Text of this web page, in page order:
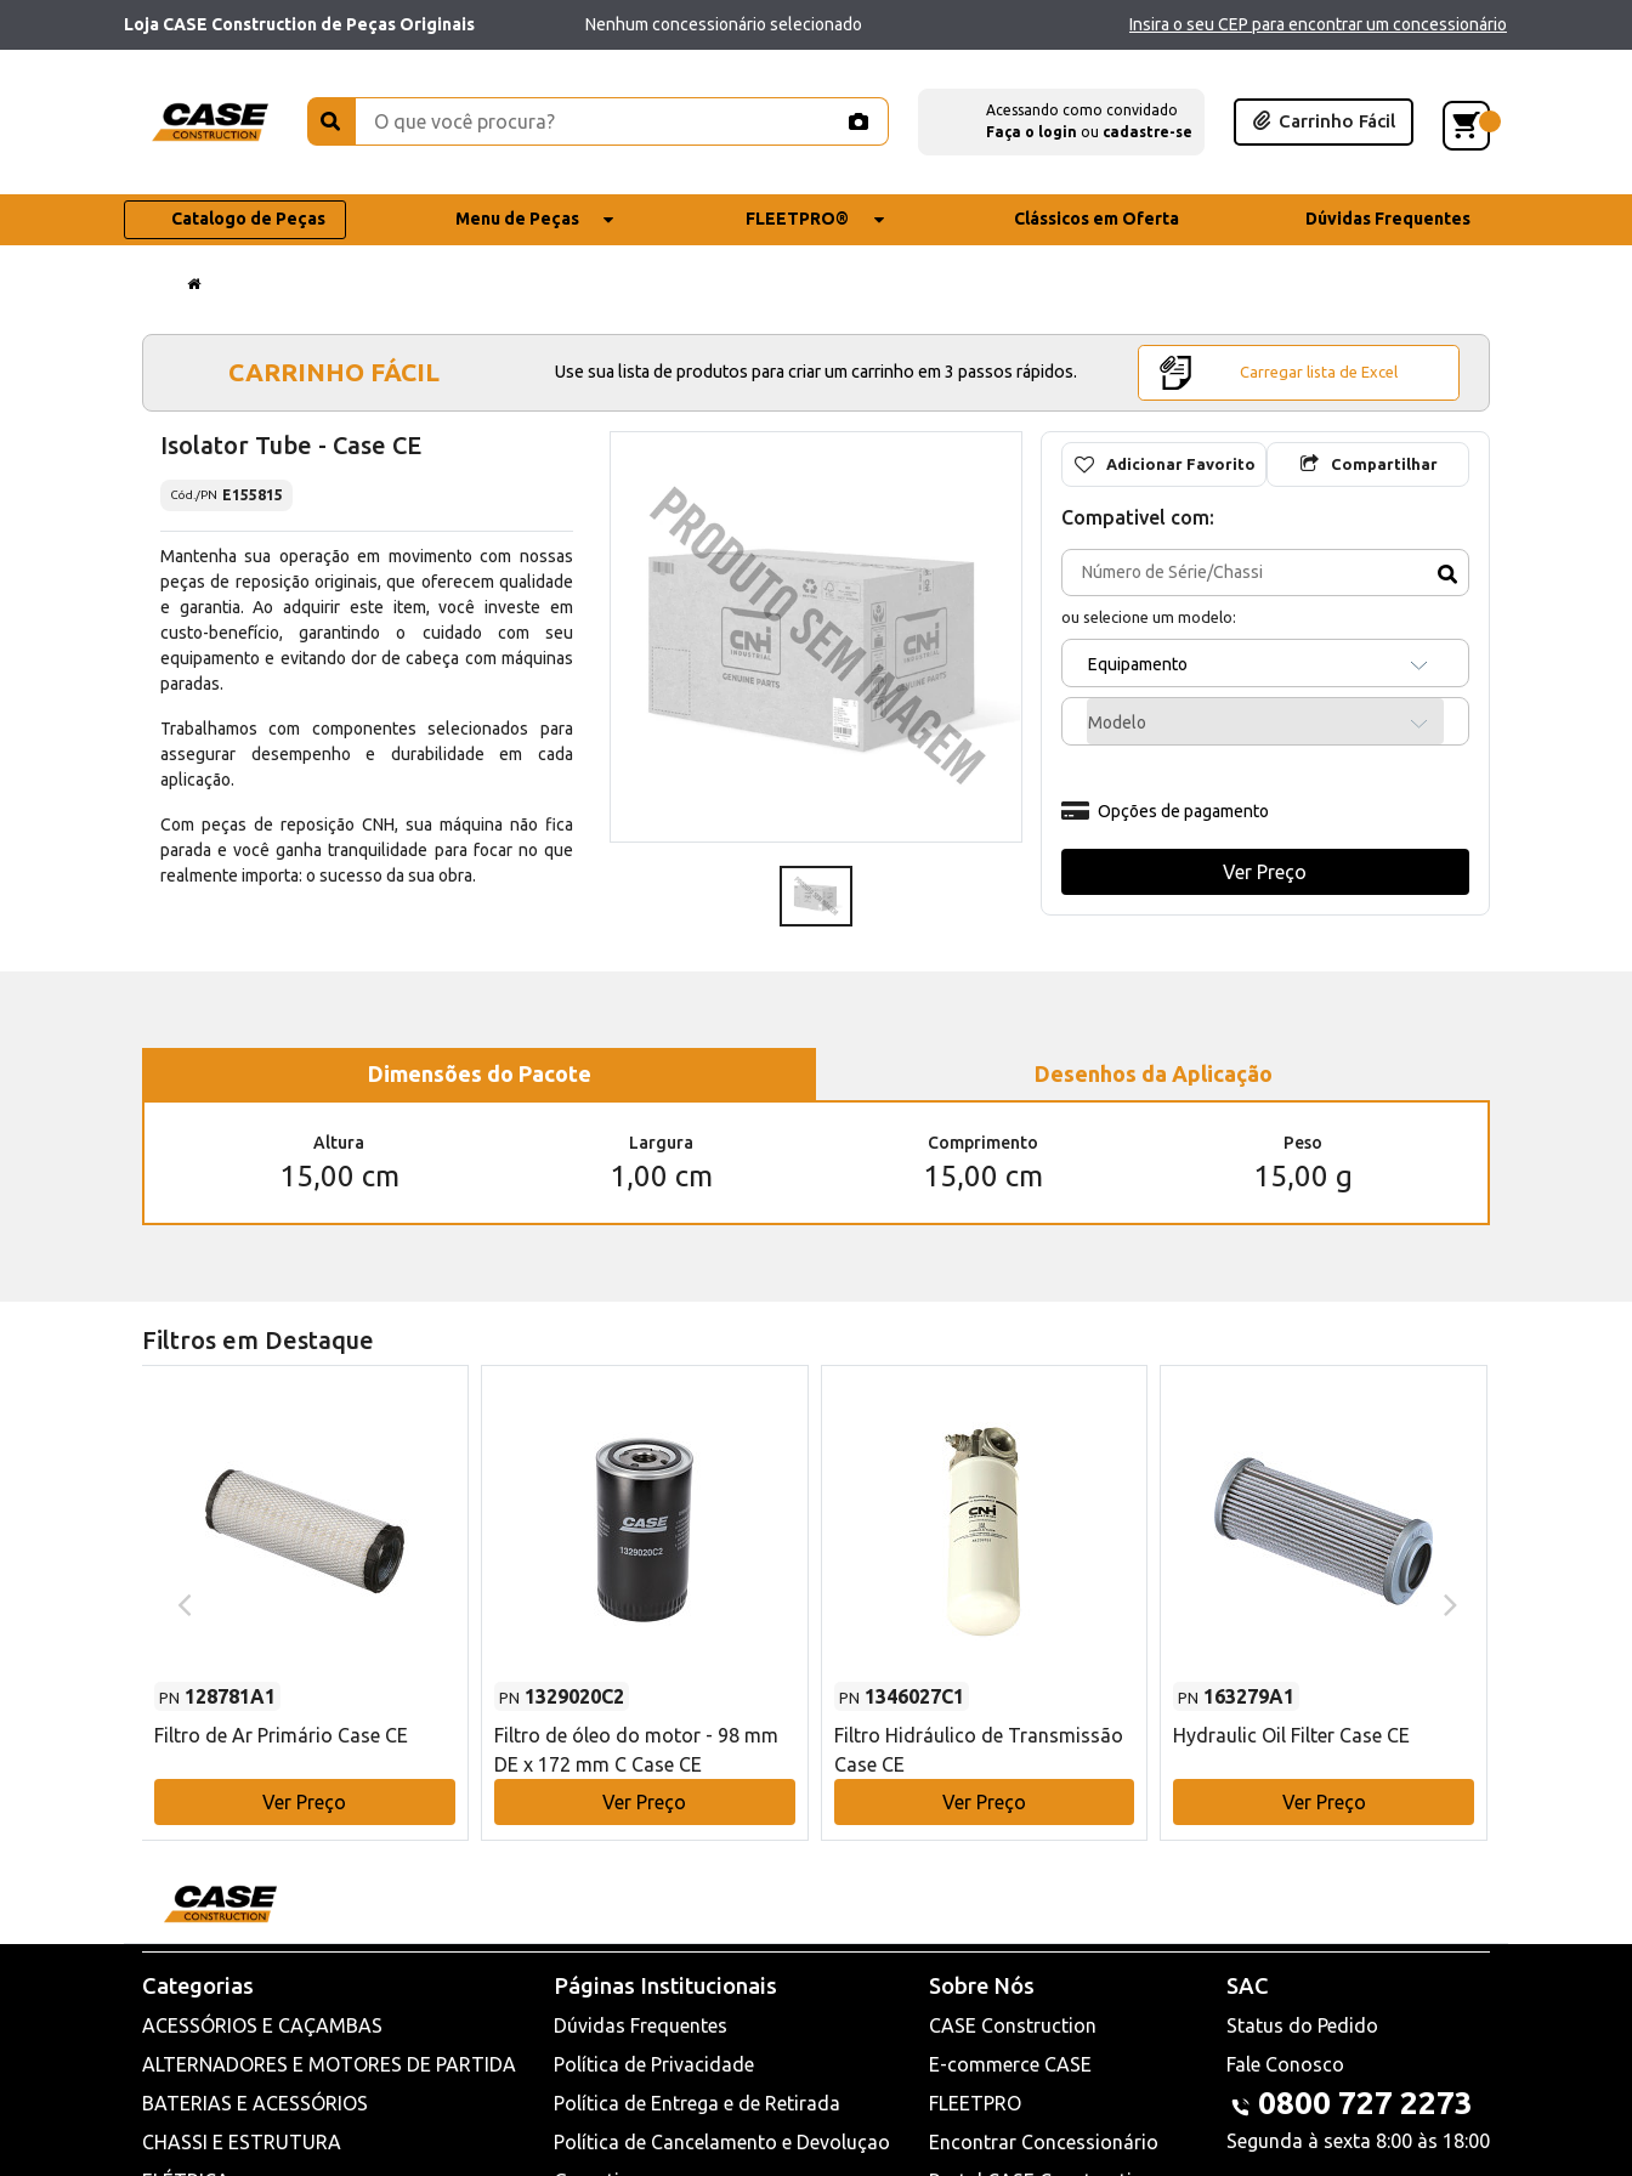
Loja CASE Construction de Peças Originais Nenhum concessionário selecionado Insira o seu CEP para encontrar um concessionário
Acessando como convidado
Faça o login ou cadastre-se
Carrinho Fácil
Catalogo de Peças Menu de Peças FLEETPRO® Clássicos em Oferta Dúvidas Frequentes
CARRINHO FÁCIL Use sua lista de produtos para criar um carrinho em 3 passos rápidos. Carregar lista de Excel
Isolator Tube - Case CE
Cód./PN E155815
Mantenha sua operação em movimento com nossas
peças de reposição originais, que oferecem qualidade
e garantia. Ao adquirir este item, você investe em
custo-benefício, garantindo o cuidado com seu
equipamento e evitando dor de cabeça com máquinas
paradas.
Trabalhamos com componentes selecionados para
assegurar desempenho e durabilidade em cada
aplicação.
Com peças de reposição CNH, sua máquina não fica
parada e você ganha tranquilidade para focar no que
realmente importa: o sucesso da sua obra.
Adicionar Favorito Compartilhar
Compativel com:
ou selecione um modelo:
Equipamento
Modelo
Opções de pagamento
Ver Preço
Dimensões do Pacote Desenhos da Aplicação
Altura
15,00 cm
Largura
1,00 cm
Comprimento
15,00 cm
Peso
15,00 g
Filtros em Destaque
PN 128781A1
Filtro de Ar Primário Case CE
Ver Preço
PN 1329020C2
Filtro de óleo do motor - 98 mm
DE x 172 mm C Case CE
Ver Preço
PN 1346027C1
Filtro Hidráulico de Transmissão
Case CE
Ver Preço
PN 163279A1
Hydraulic Oil Filter Case CE
Ver Preço
Categorias
ACESSÓRIOS E CAÇAMBAS
ALTERNADORES E MOTORES DE PARTIDA
BATERIAS E ACESSÓRIOS
CHASSI E ESTRUTURA
Páginas Institucionais
Dúvidas Frequentes
Política de Privacidade
Política de Entrega e de Retirada
Política de Cancelamento e Devoluçao
Sobre Nós
CASE Construction
E-commerce CASE
FLEETPRO
Encontrar Concessionário
SAC
Status do Pedido
Fale Conosco
0800 727 2273
Segunda à sexta 8:00 às 18:00